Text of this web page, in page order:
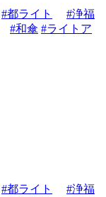
#都ライト
#浄福
#和傘 #ライトア
#都ライト
#浄福